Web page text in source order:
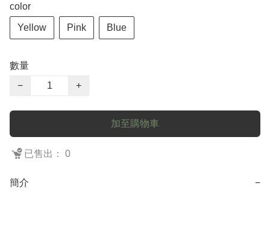
color
Yellow Pink Blue
數量
−
+
加至購物車
已售出： 0
簡介 −